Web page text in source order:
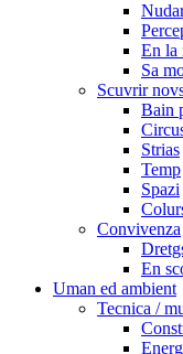
En la
Sa
Scuvrir
Bain
Strias
Temp
Spazi
Convivenza
En
Uman ed ambient
Tecnica /